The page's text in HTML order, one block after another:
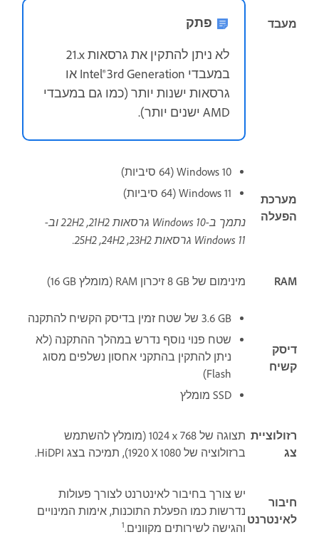
מעבד פתק
לא ניתן להתקין את גרסאות ‎21.x
במעבדי Intel® 3rd Generation או
גרסאות ישנות יותר (כמו גם במעבדי
AMD ישנים יותר).
מערכת
הפעלה
Windows 10 ‏(64 סיביות)
Windows 11 ‏(64 סיביות)
נתמך ב-Windows 10 גרסאות 21H2‏, 22H2‏ וב-
Windows 11 גרסאות 23H2‏, 24H2, ‏25H2.
RAM מינימום של ‎8 GB‎ זיכרון RAM (מומלץ ‎16 GB)
דיסק
קשיח
‎3.6 GB של שטח זמין בדיסק הקשיח להתקנה
שטח פנוי נוסף נדרש במהלך ההתקנה (לא
ניתן להתקין בהתקני אחסון נשלפים מסוג
Flash)
SSD מומלץ
רזולוציית
צג
תצוגה של 768 x ‏1024 (מומלץ להשתמש
ברזולוציה של 1080 X ‏1920), תמיכה בצג HiDPI.
חיבור
לאינטרנט
יש צורך בחיבור לאינטרנט לצורך פעולות
נדרשות כמו הפעלת התוכנות, אימות המינויים
והגישה לשירותים מקוונים.1